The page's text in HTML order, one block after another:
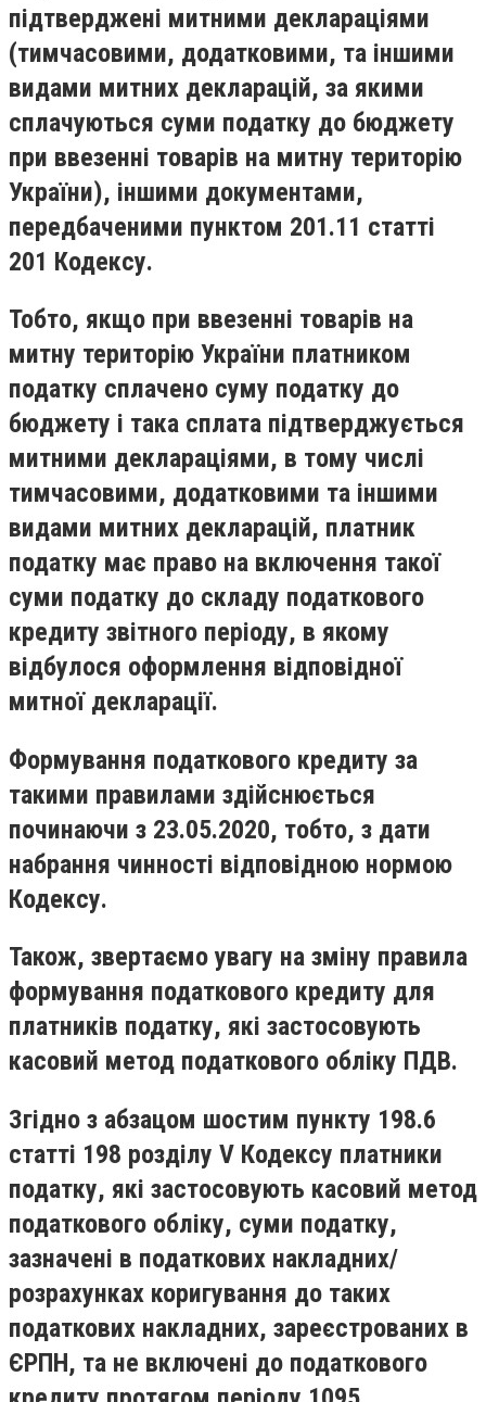
підтверджені митними деклараціями
(тимчасовими, додатковими, та іншими
видами митних декларацій, за якими
сплачуються суми податку до бюджету
при ввезенні товарів на митну територію
України), іншими документами,
передбаченими пунктом 201.11 статті
201 Кодексу.
Тобто, якщо при ввезенні товарів на
митну територію України платником
податку сплачено суму податку до
бюджету і така сплата підтверджується
митними деклараціями, в тому числі
тимчасовими, додатковими та іншими
видами митних декларацій, платник
податку має право на включення такої
суми податку до складу податкового
кредиту звітного періоду, в якому
відбулося оформлення відповідної
митної декларації.
Формування податкового кредиту за
такими правилами здійснюється
починаючи з 23.05.2020, тобто, з дати
набрання чинності відповідною нормою
Кодексу.
Також, звертаємо увагу на зміну правила
формування податкового кредиту для
платників податку, які застосовують
касовий метод податкового обліку ПДВ.
Згідно з абзацом шостим пункту 198.6
статті 198 розділу V Кодексу платники
податку, які застосовують касовий метод
податкового обліку, суми податку,
зазначені в податкових накладних/
розрахунках коригування до таких
податкових накладних, зареєстрованих в
ЄРПН, та не включені до податкового